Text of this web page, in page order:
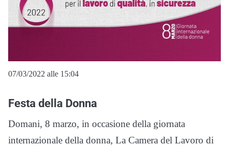
07/03/2022 alle 15:04
Festa della Donna
Domani, 8 marzo, in occasione della giornata
internazionale della donna, La Camera del Lavoro di